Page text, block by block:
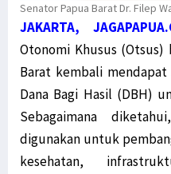
Senator Papua Barat Dr. Filep
JAKARTA,
Otonomi Khusus (Otsus)
Barat kembali
Dana Bagi Hasil (DBH)
Sebagaimana
digunakan untuk
kesehatan,